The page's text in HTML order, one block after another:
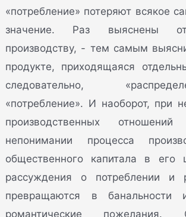
«потребление» потеряют всякое
значение. Раз выяснены
производству, - тем самым
продукте, приходящаяся
следовательно,
«потребление». И наоборот, при
производственных
непонимании процесса
общественного капитала в его
рассуждения о потреблении и
превращаются в банальности
романтические